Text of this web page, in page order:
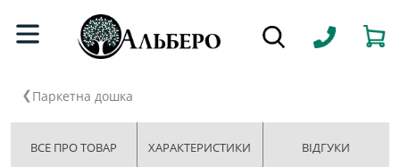
Паркетна дошка
ВСЕ ПРО ТОВАР ХАРАКТЕРИСТИКИ ВІДГУКИ